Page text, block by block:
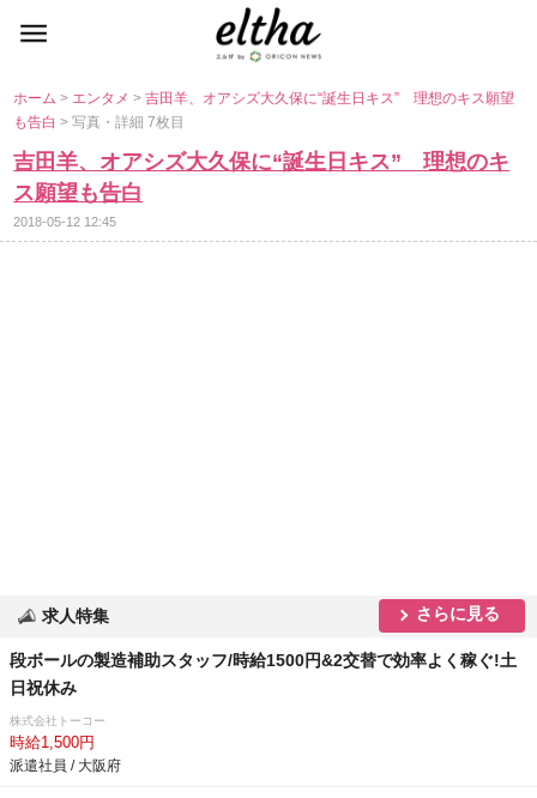
ホーム> エンタメ>吉田羊、オアシズ大久保に“誕生日キス” 理想のキス願望
も告白> 写真・詳細 7枚目
吉田羊、オアシズ大久保に“誕生日キス” 理想のキ
ス願望も告白
2018-05-12 12:45
求人特集 さらに見る
段ボールの製造補助スタッフ/時給1500円&2交替で効率よく稼ぐ!土
日祝休み
株式会社トーコー
時給1,500円
派遣社員 / 大阪府